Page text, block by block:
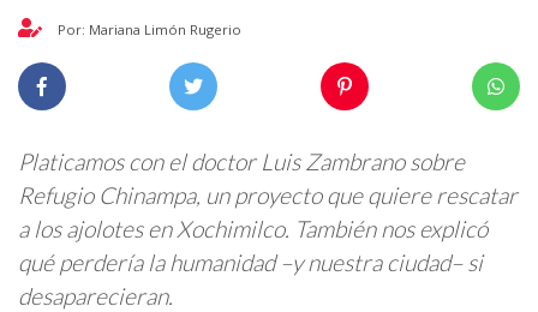
Por: Mariana Limón Rugerio
Platicamos con el doctor Luis Zambrano sobre
Refugio Chinampa, un proyecto que quiere rescatar
a los ajolotes en Xochimilco. También nos explicó
qué perdería la humanidad –y nuestra ciudad– si
desaparecieran.